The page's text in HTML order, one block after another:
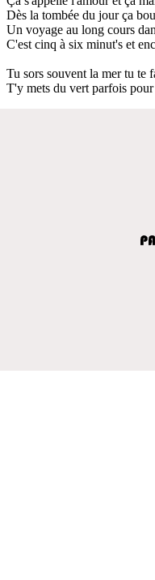
Dès la tombée du jour ça
Un voyage au long cours
C'est cinq à six minut's et
Tu sors souvent la mer tu te
T'y mets du vert parfois